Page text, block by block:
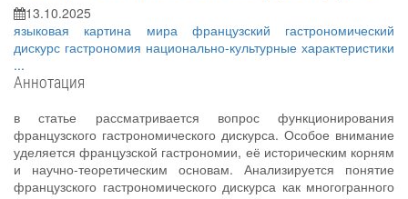
13.10.2025
языковая картина мира французский гастрономический
дискурс гастрономия национально-культурные характеристики
...
Аннотация
в статье рассматривается вопрос функционирования
французского гастрономического дискурса. Особое внимание
уделяется французской гастрономии, её историческим корням
и научно-теоретическим основам. Анализируется понятие
французского гастрономического дискурса как многогранного